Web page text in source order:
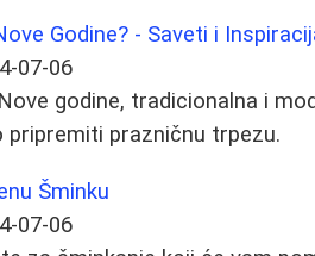
Godine? - Saveti i
07-06
godine, tradicionalna i
pripremiti prazničnu trpezu.
Šminku
07-06